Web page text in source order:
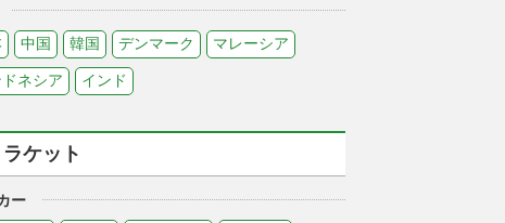
中国 韓国 デンマーク マレーシア
ネシア インド
ラケット
ー